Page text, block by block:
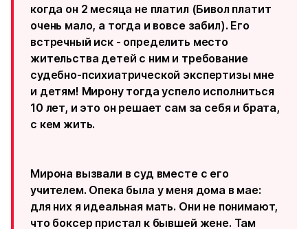
когда он 2 месяца не платил (Бивол платит
очень мало, а тогда и вовсе забил). Его
встречный иск - определить место
жительства детей с ним и требование
судебно-психиатрической экспертизы мне
и детям! Мирону тогда успело исполниться
10 лет, и это он решает сам за себя и брата,
с кем жить.
Мирона вызвали в суд вместе с его
учителем. Опека была у меня дома в мае:
для них я идеальная мать. Они не понимают,
что боксер пристал к бывшей жене. Там